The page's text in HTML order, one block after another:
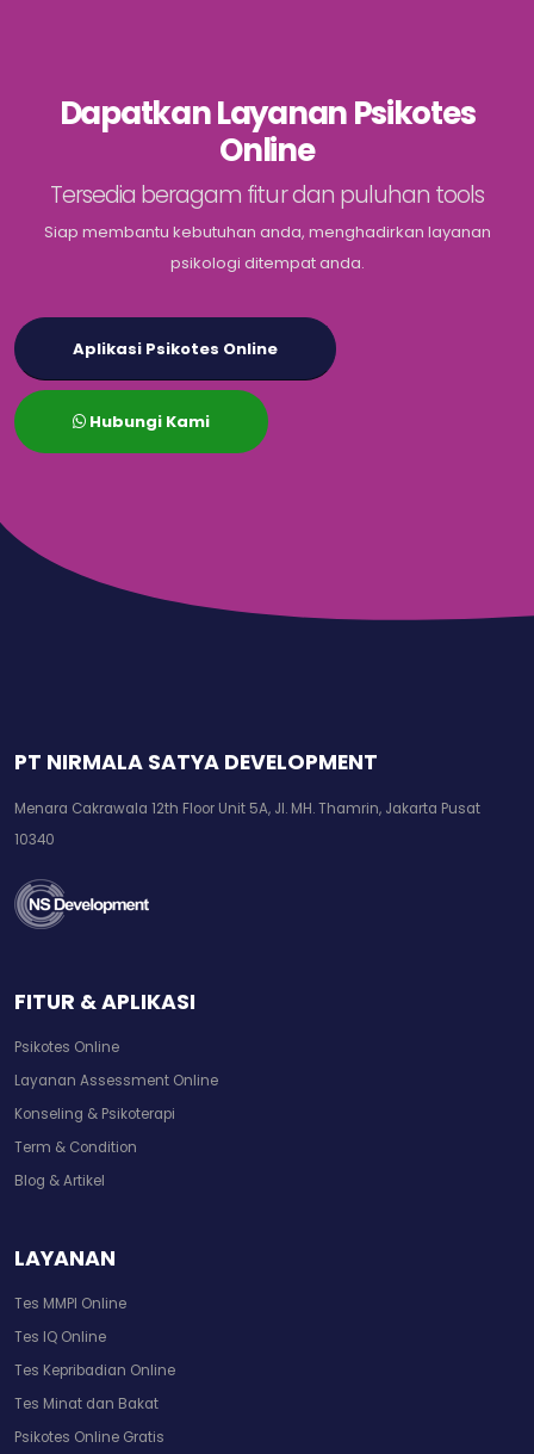
Dapatkan Layanan Psikotes
Online
Tersedia beragam fitur dan puluhan tools
Siap membantu kebutuhan anda, menghadirkan layanan
psikologi ditempat anda.
Aplikasi Psikotes Online
Hubungi Kami
PT NIRMALA SATYA DEVELOPMENT
Menara Cakrawala 12th Floor Unit 5A, Jl. MH. Thamrin, Jakarta Pusat
10340
FITUR & APLIKASI
Psikotes Online
Layanan Assessment Online
Konseling & Psikoterapi
Term & Condition
Blog & Artikel
LAYANAN
Tes MMPI Online
Tes IQ Online
Tes Kepribadian Online
Tes Minat dan Bakat
Psikotes Online Gratis